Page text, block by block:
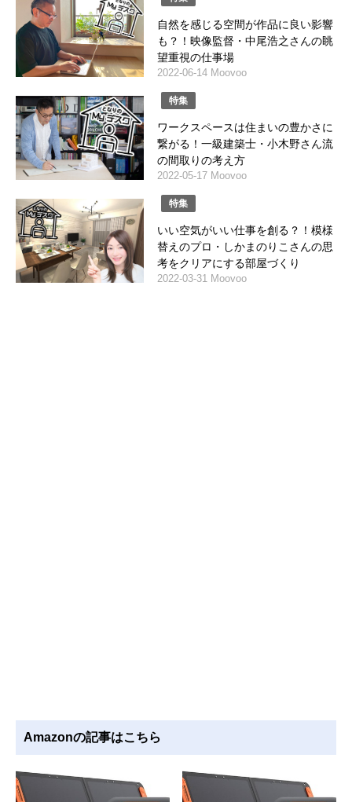
自然を感じる空間が作品に良い影響
も？！映像監督・中尾浩之さんの眺
望重視の仕事場
2022-06-14 Moovoo
特集
ワークスペースは住まいの豊かさに
繋がる！一級建築士・小木野さん流
の間取りの考え方
2022-05-17 Moovoo
特集
いい空気がいい仕事を創る？！模様
替えのプロ・しかまのりこさんの思
考をクリアにする部屋づくり
2022-03-31 Moovoo
Amazonの記事はこちら